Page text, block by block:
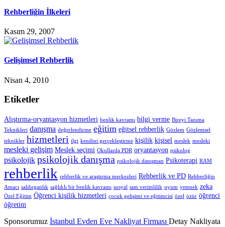
Rehberliğin İlkeleri
Kasım 29, 2007
Gelişimsel Rehberlik
Nisan 4, 2010
Etiketler
Alıştırma-oryantasyon hizmetleri benlik kavramı bilgi verme Bireyi Tanıma
Teknikleri danışma değerlendirme eğitim eğitsel rehberlik Gözlem Gözlemsel
teknikler hizmetleri ilgi kendini gerçekleştirme kişilik kişisel meslek mesleki
mesleki gelişim Meslek seçimi Okullarda PDR oryantasyon psikolog
psikolojik psikolojik danışma psikolojik danışman Psikoterapi RAM
rehberlik rehberlik ve araştırma merkezleri Rehberlik ve PD Rehberliğin
Amacı saldırganlık sağlıklı bir benlik kavramı sosyal tam verimlilik uyum yetenek zeka
Özel Eğitim Öğrenci kişilik hizmetleri çocuk gelişimi ve eğitimcisi özel özür öğrenci
öğretim
Sponsorumuz İstanbul Evden Eve Nakliyat Firması Detay Nakliyata